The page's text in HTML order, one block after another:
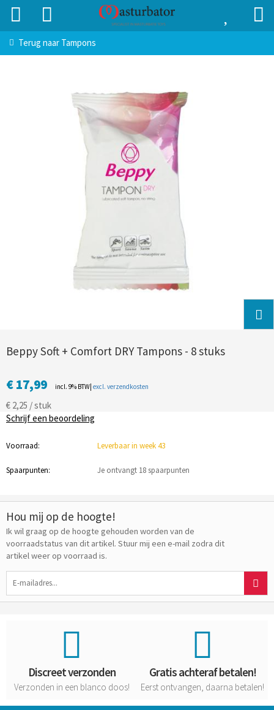
Terug naar Tampons
Beppy Soft + Comfort DRY Tampons - 8 stuks
€ 17,99 incl. 9% BTW| excl. verzendkosten
€ 2,25 / stuk
Schrijf een beoordeling
Voorraad: Leverbaar in week 43
Spaarpunten: Je ontvangt 18 spaarpunten
Hou mij op de hoogte!
Ik wil graag op de hoogte gehouden worden van de
voorraadstatus van dit artikel. Stuur mij een e-mail zodra dit
artikel weer op voorraad is.
Discreet verzonden
Verzonden in een blanco doos!
Gratis achteraf betalen!
Eerst ontvangen, daarna betalen!